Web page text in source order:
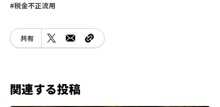
税金不正流用
共有
関連する投稿